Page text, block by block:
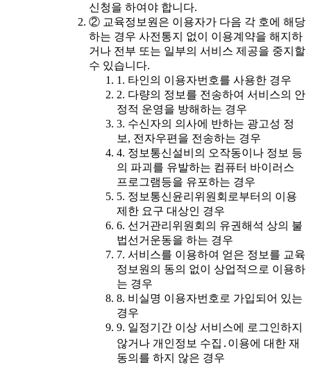
신청을 하여야 합니다.
② 교육정보원은 이용자가 다음 각 호에 해당
하는 경우 사전통지 없이 이용계약을 해지하
거나 전부 또는 일부의 서비스 제공을 중지할
수 있습니다.
1. 타인의 이용자번호를 사용한 경우
2. 다량의 정보를 전송하여 서비스의 안
정적 운영을 방해하는 경우
3. 수신자의 의사에 반하는 광고성 정
보, 전자우편을 전송하는 경우
4. 정보통신설비의 오작동이나 정보 등
의 파괴를 유발하는 컴퓨터 바이러스
프로그램등을 유포하는 경우
5. 정보통신윤리위원회로부터의 이용
제한 요구 대상인 경우
6. 선거관리위원회의 유권해석 상의 불
법선거운동을 하는 경우
7. 서비스를 이용하여 얻은 정보를 교육
정보원의 동의 없이 상업적으로 이용하
는 경우
8. 비실명 이용자번호로 가입되어 있는
경우
9. 일정기간 이상 서비스에 로그인하지
않거나 개인정보 수집․이용에 대한 재
동의를 하지 않은 경우